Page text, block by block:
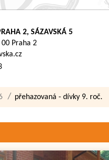
2, SÁZAVSKÁ 5
00 Praha 2
přehazovaná - dívky 9. roč.